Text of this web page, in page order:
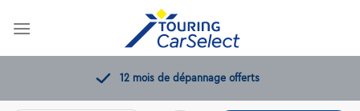
11.000+voitures disponibles